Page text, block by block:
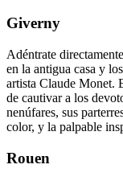
Giverny
Adéntrate
en la antigua casa y
artista Claude Monet.
de cautivar a los
nenúfares, sus
color, y la palpable
Rouen